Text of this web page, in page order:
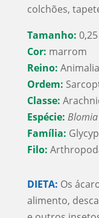
colchões,
Tamanho:
Cor: marrom
Reino: Animalia
Ordem:
Classe:
Espécie:
Família:
Filo:
DIETA: Os
alimento,